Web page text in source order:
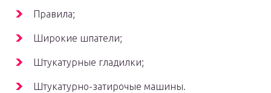
Правила;
Широкие шпатели;
Штукатурные гладилки;
Штукатурно-затирочые машины.